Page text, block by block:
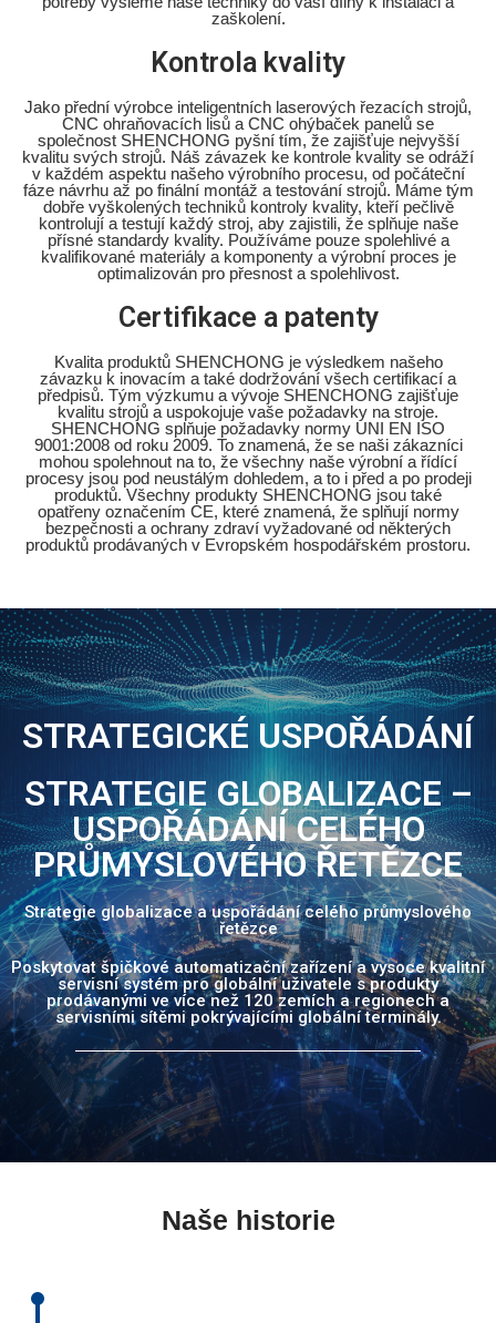
zaškolení.
Kontrola kvality
Jako přední výrobce inteligentních laserových řezacích strojů,
CNC ohraňovacích lisů a CNC ohýbaček panelů se
společnost SHENCHONG pyšní tím, že zajišťuje nejvyšší
kvalitu svých strojů. Náš závazek ke kontrole kvality se odráží
v každém aspektu našeho výrobního procesu, od počáteční
fáze návrhu až po finální montáž a testování strojů. Máme tým
dobře vyškolených techniků kontroly kvality, kteří pečlivě
kontrolují a testují každý stroj, aby zajistili, že splňuje naše
přísné standardy kvality. Používáme pouze spolehlivé a
kvalifikované materiály a komponenty a výrobní proces je
optimalizován pro přesnost a spolehlivost.
Certifikace a patenty
Kvalita produktů SHENCHONG je výsledkem našeho
závazku k inovacím a také dodržování všech certifikací a
předpisů. Tým výzkumu a vývoje SHENCHONG zajišťuje
kvalitu strojů a uspokojuje vaše požadavky na stroje.
SHENCHONG splňuje požadavky normy UNI EN ISO
9001:2008 od roku 2009. To znamená, že se naši zákazníci
mohou spolehnout na to, že všechny naše výrobní a řídící
procesy jsou pod neustálým dohledem, a to i před a po prodeji
produktů. Všechny produkty SHENCHONG jsou také
opatřeny označením CE, které znamená, že splňují normy
bezpečnosti a ochrany zdraví vyžadované od některých
produktů prodávaných v Evropském hospodářském prostoru.
STRATEGICKÉ USPOŘÁDÁNÍ
STRATEGIE GLOBALIZACE –
USPOŘÁDÁNÍ CELÉHO
PRŮMYSLOVÉHO ŘETĚZCE
Strategie globalizace a uspořádání celého průmyslového
řetězce
Poskytovat špičkové automatizační zařízení a vysoce kvalitní
servisní systém pro globální uživatele s produkty
prodávanými ve více než 120 zemích a regionech a
servisními sítěmi pokrývajícími globální terminály.
Naše historie